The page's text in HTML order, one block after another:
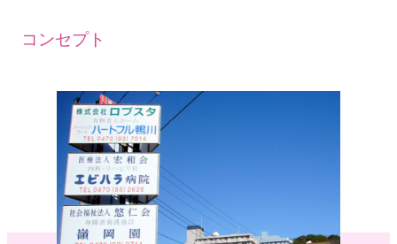
コンセプト